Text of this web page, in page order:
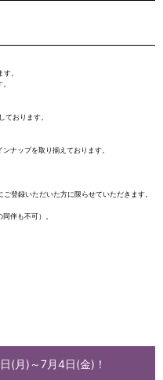
。
ております。
ナップを取り揃えております。
登録いただいた方に限らせていただきます。
伴も不可）。
(月)～7月4日(金)！